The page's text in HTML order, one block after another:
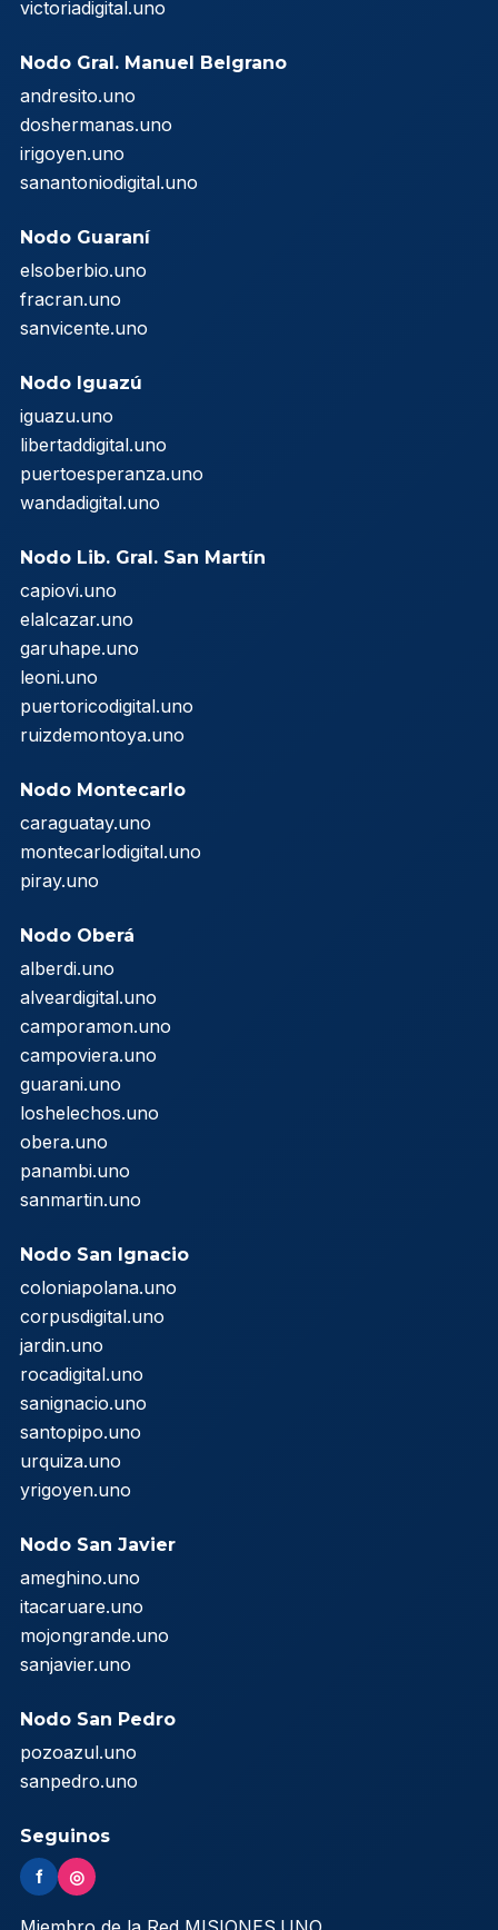
victoriadigital.uno
Nodo Gral. Manuel Belgrano
andresito.uno
doshermanas.uno
irigoyen.uno
sanantoniodigital.uno
Nodo Guaraní
elsoberbio.uno
fracran.uno
sanvicente.uno
Nodo Iguazú
iguazu.uno
libertaddigital.uno
puertoesperanza.uno
wandadigital.uno
Nodo Lib. Gral. San Martín
capiovi.uno
elalcazar.uno
garuhape.uno
leoni.uno
puertoricodigital.uno
ruizdemontoya.uno
Nodo Montecarlo
caraguatay.uno
montecarlodigital.uno
piray.uno
Nodo Oberá
alberdi.uno
alveardigital.uno
camporamon.uno
campoviera.uno
guarani.uno
loshelechos.uno
obera.uno
panambi.uno
sanmartin.uno
Nodo San Ignacio
coloniapolana.uno
corpusdigital.uno
jardin.uno
rocadigital.uno
sanignacio.uno
santopipo.uno
urquiza.uno
yrigoyen.uno
Nodo San Javier
ameghino.uno
itacaruare.uno
mojongrande.uno
sanjavier.uno
Nodo San Pedro
pozoazul.uno
sanpedro.uno
Seguinos
f ◎